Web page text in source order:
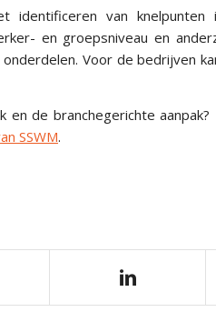
van knelpunten
en groepsniveau en
Voor de bedrijven
de branchegerichte aanpak?
SSWM.